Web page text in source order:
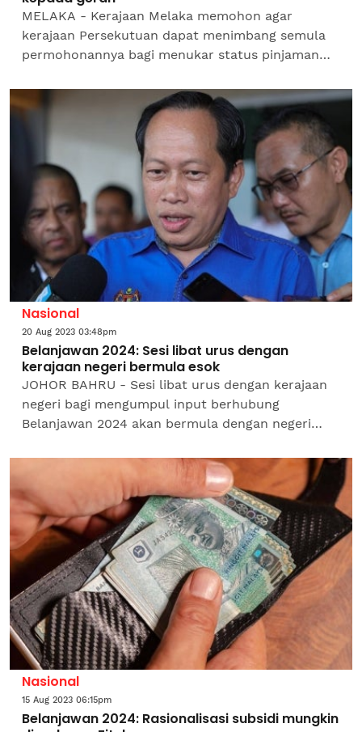
MELAKA - Kerajaan Melaka memohon agar
kerajaan Persekutuan dapat menimbang semula
permohonannya bagi menukar status pinjaman
memandangkan kebanyakan...
Nasional
20 Aug 2023 03:48pm
Belanjawan 2024: Sesi libat urus dengan
kerajaan negeri bermula esok
JOHOR BAHRU - Sesi libat urus dengan kerajaan
negeri bagi mengumpul input berhubung
Belanjawan 2024 akan bermula dengan negeri
Datuk Seri Ahmad Maslan...
Nasional
15 Aug 2023 06:15pm
Belanjawan 2024: Rasionalisasi subsidi mungkin